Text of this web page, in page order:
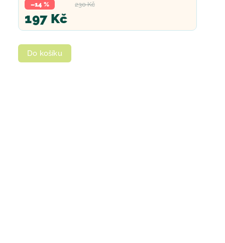
230 Kč
–14 %
197 Kč
Do košíku